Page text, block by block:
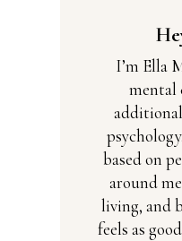
I’m Ella
mental
based on
around
living, and
feels as